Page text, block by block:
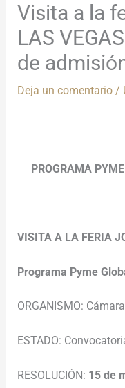
Visita a la
LAS
de
Deja un comentario /
PROGRAMA
VISITA A LA FERIA
Programa Pyme
ORGANISMO:
ESTADO:
RESOLUCIÓN: 15 de